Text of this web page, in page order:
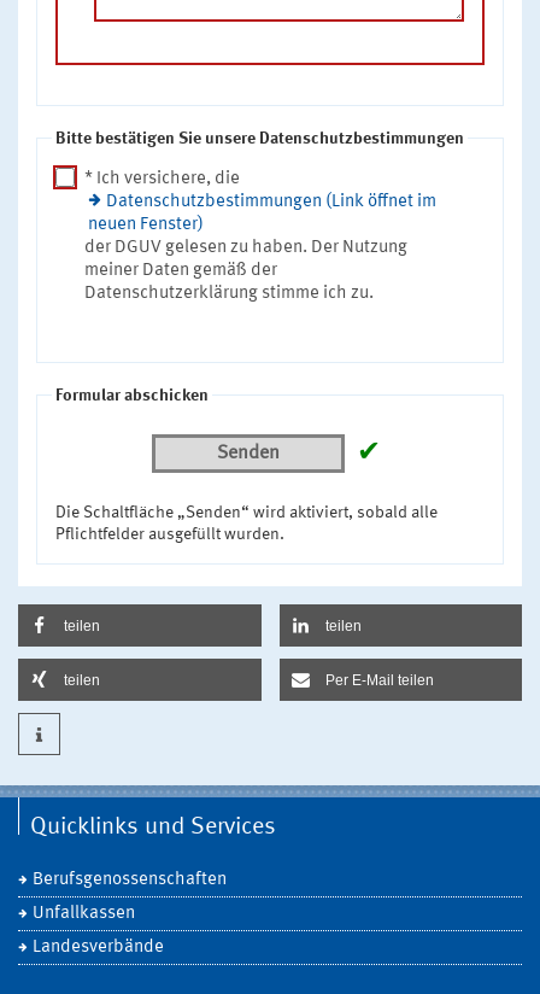
Bitte bestätigen Sie unsere Datenschutzbestimmungen
* Ich versichere, die
Datenschutzbestimmungen (Link öffnet im
neuen Fenster)
der DGUV gelesen zu haben. Der Nutzung
meiner Daten gemäß der
Datenschutzerklärung stimme ich zu.
Formular abschicken
Senden ✔
Die Schaltfläche „Senden“ wird aktiviert, sobald alle
Pflichtfelder ausgefüllt wurden.
teilen teilen
teilen Per E-Mail teilen
Quicklinks und Services
Berufsgenossenschaften
Unfallkassen
Landesverbände